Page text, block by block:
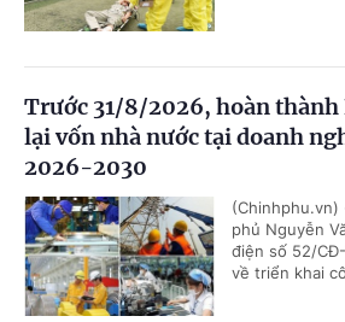
Trước 31/8/2026, hoàn thành
lại vốn nhà nước tại doanh
2026-2030
(Chinhphu.vn)
phủ Nguyễn
điện số 52/
về triển khai